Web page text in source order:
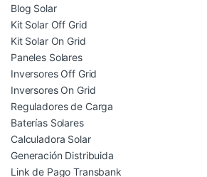
Blog Solar
Kit Solar Off Grid
Kit Solar On Grid
Paneles Solares
Inversores Off Grid
Inversores On Grid
Reguladores de Carga
Baterías Solares
Calculadora Solar
Generación Distribuida
Link de Pago Transbank